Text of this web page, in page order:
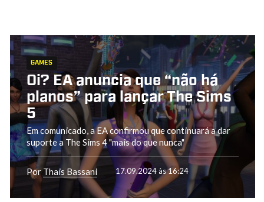
GAMES
Oi? EA anuncia que “não há
planos” para lançar The Sims
5
Em comunicado, a EA confirmou que continuará a dar
suporte a The Sims 4 "mais do que nunca"
PorThais Bassani 17.09.2024 às 16:24